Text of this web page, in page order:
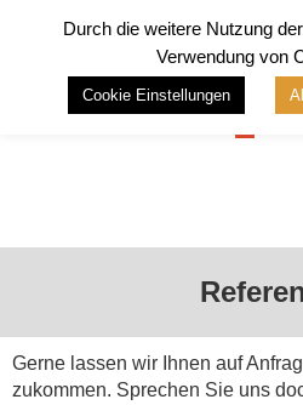
Gerne lassen wir Ihnen auf
zukommen. Sprechen Sie uns
Durch die weitere Nutzung
Verwendung von
Cookie Einstellungen